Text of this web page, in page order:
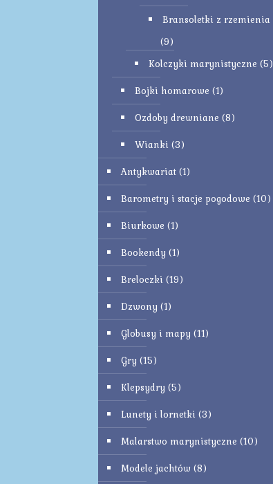
Bransoletki z rzemienia
(9)
Kolczyki marynistyczne (5)
Bojki homarowe (1)
Ozdoby drewniane (8)
Wianki (3)
Antykwariat (1)
Barometry i stacje pogodowe (10)
Biurkowe (1)
Bookendy (1)
Breloczki (19)
Dzwony (1)
Globusy i mapy (11)
Gry (15)
Klepsydry (5)
Lunety i lornetki (3)
Malarstwo marynistyczne (10)
Modele jachtów (8)